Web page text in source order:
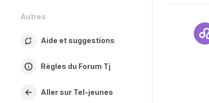
Autres
Aide et suggestions
Règles du Forum Tj
Aller sur Tel-jeunes